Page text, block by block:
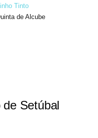
Tinto
de Alcube
de Setúbal